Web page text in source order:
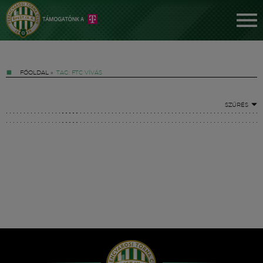
FŐOLDAL » TAG: FTC VÍVÁS
SZŰRÉS
Hírek